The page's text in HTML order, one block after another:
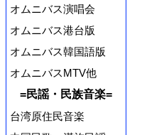
オムニバス演唱会
オムニバス港台版
オムニバス韓国語版
オムニバスMTV他
=民謡・民族音楽=
台湾原住民音楽